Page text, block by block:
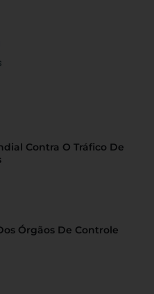
Contra O Tráfico De
Órgãos De Controle